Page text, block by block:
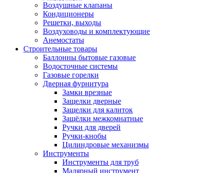
Воздушные клапаны
Кондиционеры
Решетки, выходы
Воздуховоды и комплектующие
Анемостаты
Строительные товары
Баллонны бытовые газовые
Водосточные системы
Газовые горелки
Дверная фурнитура
Замки врезные
Защелки дверные
Защелки для калиток
Защёлки межкомнатные
Ручки для дверей
Ручки-кнобы
Цилиндровые механизмы
Инструменты
Инструменты для труб
Малярный инструмент